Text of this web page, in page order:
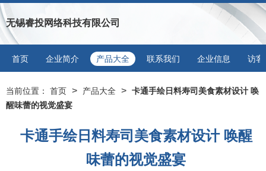
无锡睿投网络科技有限公司
首页 企业简介 产品大全 联系我们 企业信息 访客
当前位置： 首页 > 产品大全 > 卡通手绘日料寿司美食素材设计 唤
醒味蕾的视觉盛宴
卡通手绘日料寿司美食素材设计 唤醒
味蕾的视觉盛宴